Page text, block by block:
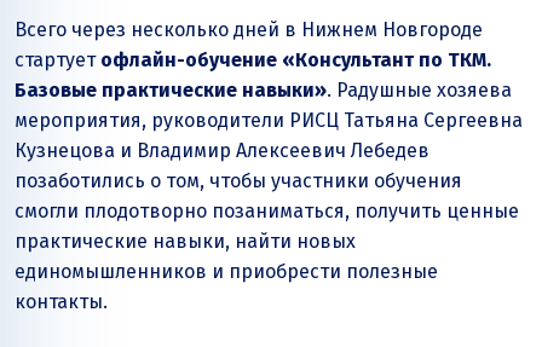
Всего через несколько дней в Нижнем Новгороде
стартует офлайн-обучение «Консультант по ТКМ.
Базовые практические навыки». Радушные хозяева
мероприятия, руководители РИСЦ Татьяна Сергеевна
Кузнецова и Владимир Алексеевич Лебедев
позаботились о том, чтобы участники обучения
смогли плодотворно позаниматься, получить ценные
практические навыки, найти новых
единомышленников и приобрести полезные
контакты.